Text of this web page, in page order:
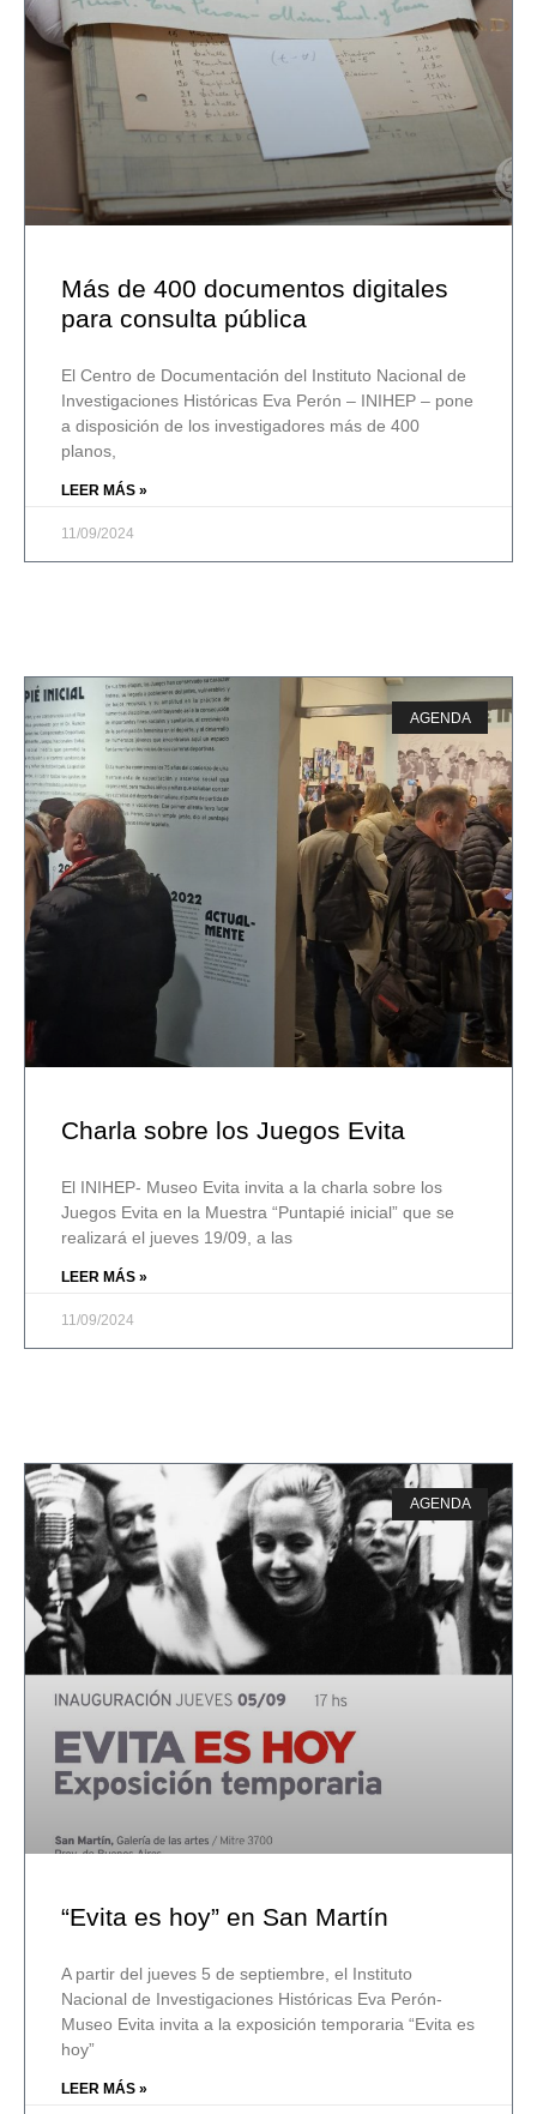
Más de 400 documentos digitales
para consulta pública
El Centro de Documentación del Instituto Nacional de
Investigaciones Históricas Eva Perón – INIHEP – pone
a disposición de los investigadores más de 400
planos,
LEER MÁS »
11/09/2024
AGENDA
Charla sobre los Juegos Evita
El INIHEP- Museo Evita invita a la charla sobre los
Juegos Evita en la Muestra “Puntapié inicial” que se
realizará el jueves 19/09, a las
LEER MÁS »
11/09/2024
AGENDA
“Evita es hoy” en San Martín
A partir del jueves 5 de septiembre, el Instituto
Nacional de Investigaciones Históricas Eva Perón-
Museo Evita invita a la exposición temporaria “Evita es
hoy”
LEER MÁS »